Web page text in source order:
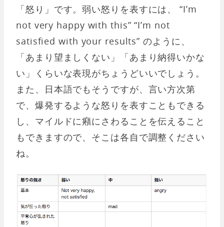
「怒り」です。弱い怒りを表すには、 “I’m
not very happy with this” “I’m not
satisfied with your results” のように、
「あまり望ましくない」「あまり納得いかな
い」くらいな表現がちょうどいいでしょう。
また、日本語でもそうですが、言い方次第
で、爆発するような怒りを表すこともできる
し、マイルドに癪にさわることを伝えること
もできますので、そこは各自で調整ください
ね。